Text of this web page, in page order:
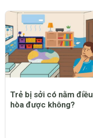
Trẻ bị sởi có nằm điều
hòa được không?